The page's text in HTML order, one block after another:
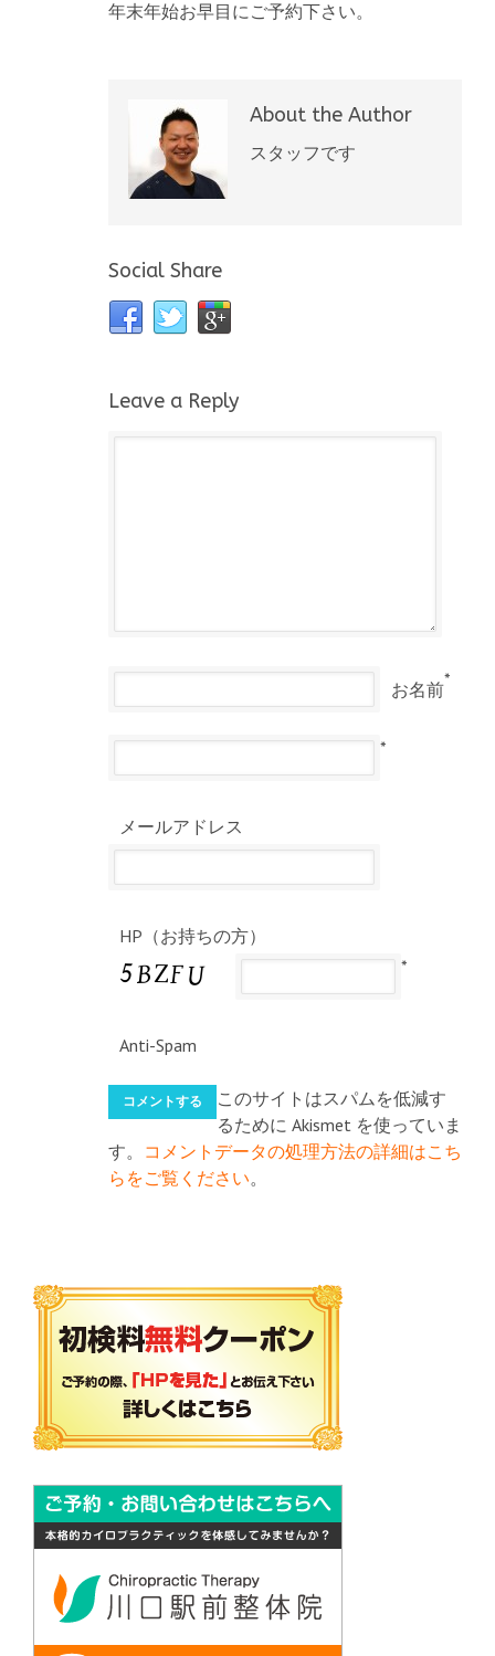
年末年始お早目にご予約下さい。
About the Author
スタッフです
Social Share
Leave a Reply
お名前*
メールアドレス
*
HP（お持ちの方）
Anti-Spam
*
このサイトはスパムを低減す
るために Akismet を使っていま
す。 コメントデータの処理方法の詳細はこち
らをご覧ください。